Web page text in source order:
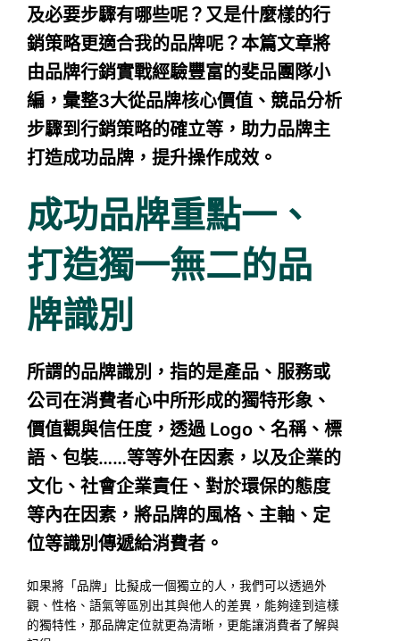
及必要步驟有哪些呢？又是什麼樣的行
銷策略更適合我的品牌呢？本篇文章將
由品牌行銷實戰經驗豐富的斐品團隊小
編，彙整3大從品牌核心價值、競品分析
步驟到行銷策略的確立等，助力品牌主
打造成功品牌，提升操作成效。
成功品牌重點一、
打造獨一無二的品
牌識別
所謂的品牌識別，指的是產品、服務或
公司在消費者心中所形成的獨特形象、
價值觀與信任度，透過 Logo、名稱、標
語、包裝……等等外在因素，以及企業的
文化、社會企業責任、對於環保的態度
等內在因素，將品牌的風格、主軸、定
位等識別傳遞給消費者。
如果將「品牌」比擬成一個獨立的人，我們可以透過外
觀、性格、語氣等區別出其與他人的差異，能夠達到這樣
的獨特性，那品牌定位就更為清晰，更能讓消費者了解與